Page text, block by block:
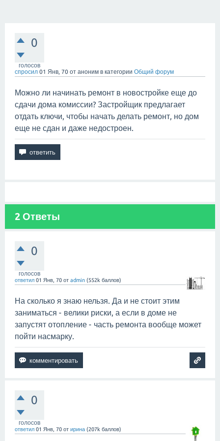
0
голосов
спросил 01 Янв, 70 от аноним в категории Общий форум
Можно ли начинать ремонт в новостройке еще до
сдачи дома комиссии? Застройщик предлагает
отдать ключи, чтобы начать делать ремонт, но дом
еще не сдан и даже недостроен.
2 Ответы
0
голосов
ответил 01 Янв, 70 от admin (552k баллов)
На сколько я знаю нельзя. Да и не стоит этим
заниматься - велики риски, а если в доме не
запустят отопление - часть ремонта вообще может
пойти насмарку.
0
голосов
ответил 01 Янв, 70 от ирина (207k баллов)